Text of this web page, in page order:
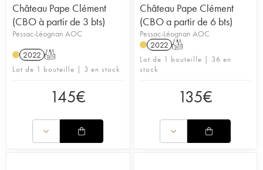
Château Pape Clément
(CBO à partir de 3 bts)
Pessac-Léognan AOC
2022 T
Lot de 1 bouteille | 3 en stock
145€
Château Pape Clément
(CBO a partir de 6 bts)
Pessac-Léognan AOC
2022 T
Lot de 1 bouteille | 36 en
stock
135€